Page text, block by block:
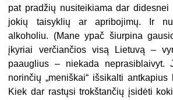
pat pradžių nusiteikiama dar didesnei
jokių taisyklių ar apribojimų. Ir
alkoholiu. (Mane ypač šiurpina
įkyriai verčiančios visą Lietuvą –
paauglius – niekada neprasiblaivyt.
norinčių „meniškai“ išsikalti antkapius
Kiek dar rastųsi trokštančių įsidėti